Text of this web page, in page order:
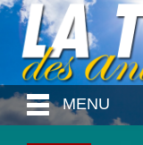
MENU